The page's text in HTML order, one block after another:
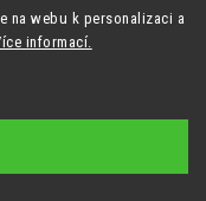
na webu k personalizaci a
informací.